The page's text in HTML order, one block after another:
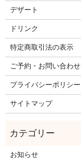
デザート
ドリンク
特定商取引法の表示
ご予約・お問い合わせ
プライバシーポリシー
サイトマップ
お知らせ